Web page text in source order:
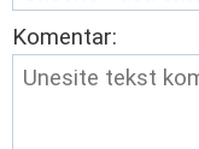
Komentar: